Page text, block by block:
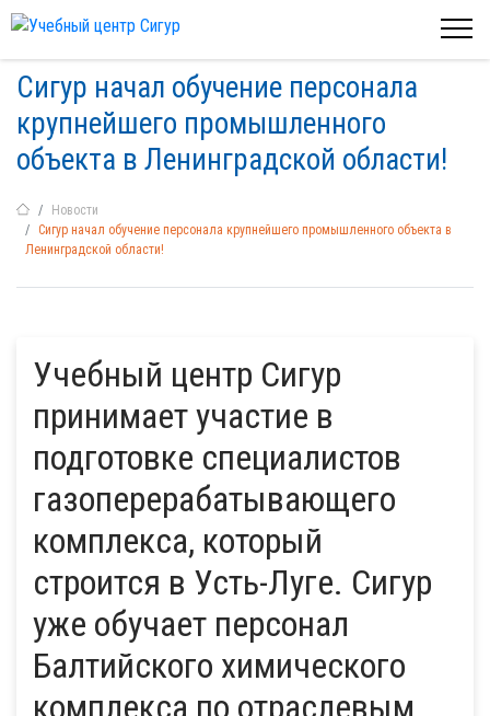
Сигур начал обучение персонала
крупнейшего промышленного
объекта в Ленинградской области!
Новости
Сигур начал обучение персонала крупнейшего промышленного объекта в
Ленинградской области!
Учебный центр Сигур
принимает участие в
подготовке специалистов
газоперерабатывающего
комплекса, который
строится в Усть-Луге. Сигур
уже обучает персонал
Балтийского химического
комплекса по отраслевым